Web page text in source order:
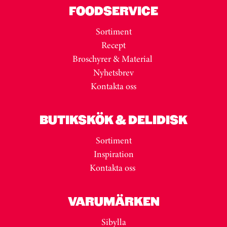
FOODSERVICE
Sortiment
Recept
Broschyrer & Material
Nyhetsbrev
Kontakta oss
BUTIKSKÖK & DELIDISK
Sortiment
Inspiration
Kontakta oss
VARUMÄRKEN
Sibylla